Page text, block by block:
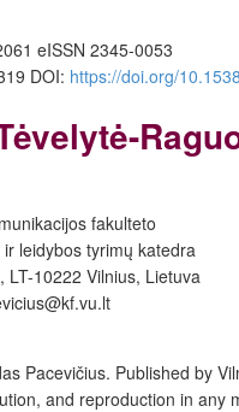
eISSN 2345-0053
DOI: https://doi.org/
fakulteto
leidybos tyrimų katedra
10222 Vilnius, Lietuva
Pacevičius. Published by
and reproduction in